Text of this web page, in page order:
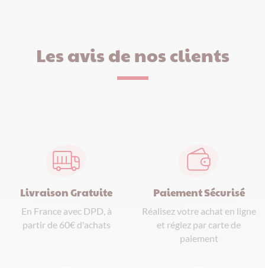
Les avis de nos clients
Livraison Gratuite
En France avec DPD, à
partir de 60€ d'achats
Paiement Sécurisé
Réalisez votre achat en ligne
et réglez par carte de
paiement